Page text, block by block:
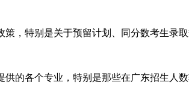
，特别是关于预留计划、同分数考生录取
的各个专业，特别是那些在广东招生人数